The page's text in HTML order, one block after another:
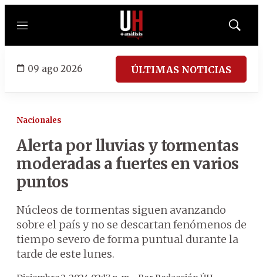
Menú
Mostrar
09 ago 2026 ÚLTIMAS NOTICIAS
Nacionales
Alerta por lluvias y tormentas
moderadas a fuertes en varios
puntos
Núcleos de tormentas siguen avanzando
sobre el país y no se descartan fenómenos de
tiempo severo de forma puntual durante la
tarde de este lunes.